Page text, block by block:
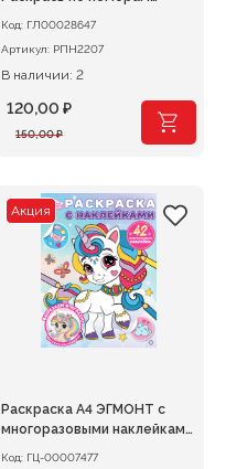
Щенячий патруль
Код: ГЛ00028647
Артикул: РПН2207
В наличии: 2
150,00₽
Первоначальная
150,00 ₽.
120,00 ₽
Текущая
Акция
Раскраска А4 ЭГМОНТ с
многоразовыми наклейками
Код: ГЦ-00007477